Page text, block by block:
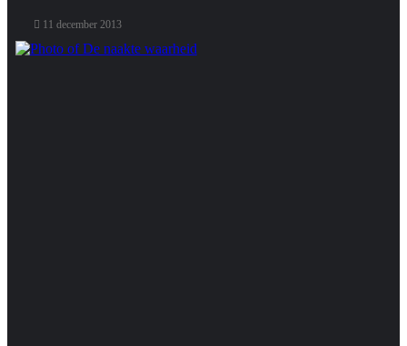
11 december 2013